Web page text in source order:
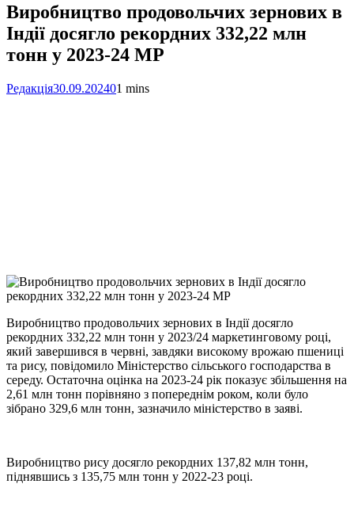
Виробництво продовольчих зернових в
Індії досягло рекордних 332,22 млн
тонн у 2023-24 МР
Редакція30.09.202401 mins
Link
Print
Виробництво продовольчих зернових в Індії досягло
рекордних 332,22 млн тонн у 2023/24 маркетинговому році,
який завершився в червні, завдяки високому врожаю пшениці
та рису, повідомило Міністерство сільського господарства в
середу. Остаточна оцінка на 2023-24 рік показує збільшення на
2,61 млн тонн порівняно з попереднім роком, коли було
зібрано 329,6 млн тонн, зазначило міністерство в заяві.
Виробництво рису досягло рекордних 137,82 млн тонн,
піднявшись з 135,75 млн тонн у 2022-23 році.